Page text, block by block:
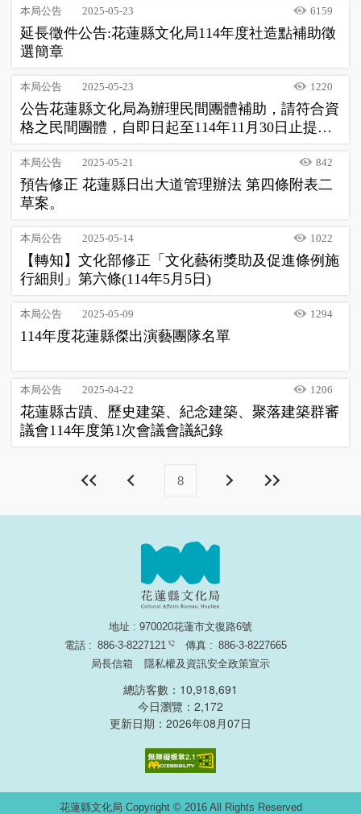
本局公告 2025-05-23 6159
延長徵件公告:花蓮縣文化局114年度社造點補助徵
選簡章
本局公告 2025-05-23 1220
公告花蓮縣文化局為辦理民間團體補助，請符合資
格之民間團體，自即日起至114年11月30日止提出
申請，並依照公告事項相關規定辧理。
本局公告 2025-05-21 842
預告修正 花蓮縣日出大道管理辦法 第四條附表二
草案。
本局公告 2025-05-14 1022
【轉知】文化部修正「文化藝術獎助及促進條例施
行細則」第六條(114年5月5日)
本局公告 2025-05-09 1294
114年度花蓮縣傑出演藝團隊名單
本局公告 2025-04-22 1206
花蓮縣古蹟、歷史建築、紀念建築、聚落建築群審
議會114年度第1次會議會議紀錄
8
地址 : 970020花蓮市文復路6號
電話 : 886-3-8227121 傳真 : 886-3-8227665
局長信箱
隱私權及資訊安全政策宣示
總訪客數：10,918,691
今日瀏覽：2,172
更新日期：2026年08月07日
花蓮縣文化局 Copyright © 2016 All Rights Reserved